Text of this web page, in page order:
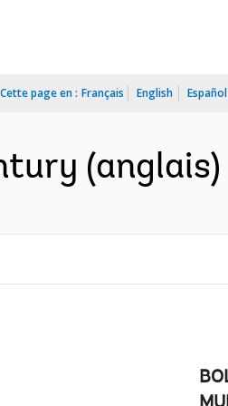
Cette page en : Français English Español
(anglais)